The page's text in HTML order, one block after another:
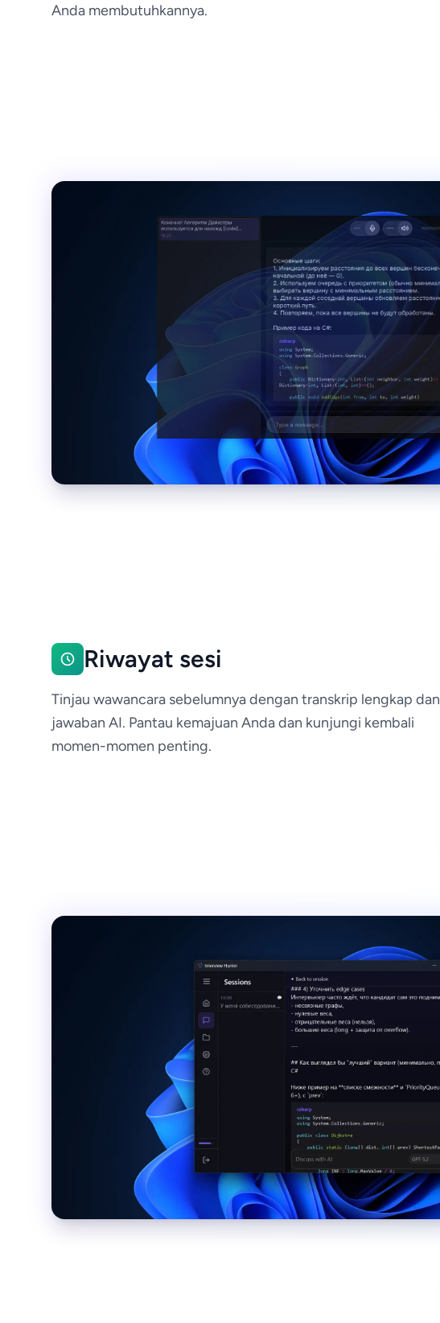
Anda membutuhkannya.
Riwayat sesi
Tinjau wawancara sebelumnya dengan transkrip lengkap dan
jawaban AI. Pantau kemajuan Anda dan kunjungi kembali
momen-momen penting.